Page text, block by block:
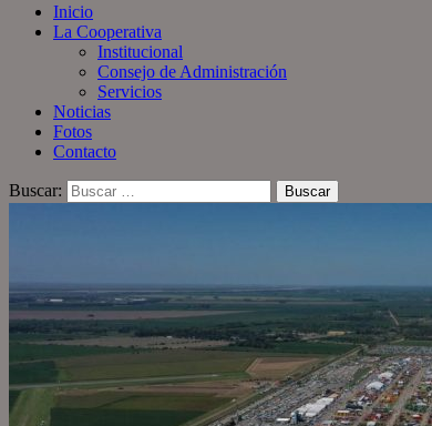
Inicio
La Cooperativa
Institucional
Consejo de Administración
Servicios
Noticias
Fotos
Contacto
Buscar: